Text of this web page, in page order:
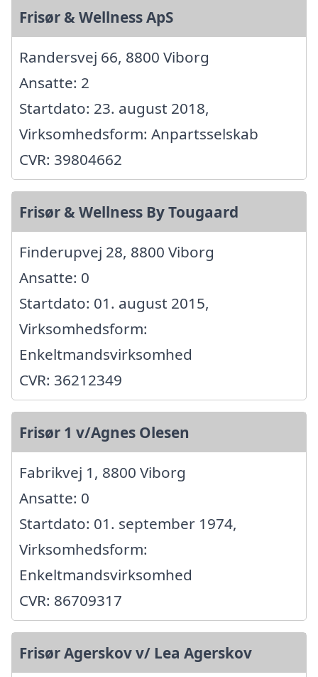
Frisør & Wellness ApS
Randersvej 66, 8800 Viborg
Ansatte: 2
Startdato: 23. august 2018,
Virksomhedsform: Anpartsselskab
CVR: 39804662
Frisør & Wellness By Tougaard
Finderupvej 28, 8800 Viborg
Ansatte: 0
Startdato: 01. august 2015,
Virksomhedsform:
Enkeltmandsvirksomhed
CVR: 36212349
Frisør 1 v/Agnes Olesen
Fabrikvej 1, 8800 Viborg
Ansatte: 0
Startdato: 01. september 1974,
Virksomhedsform:
Enkeltmandsvirksomhed
CVR: 86709317
Frisør Agerskov v/ Lea Agerskov